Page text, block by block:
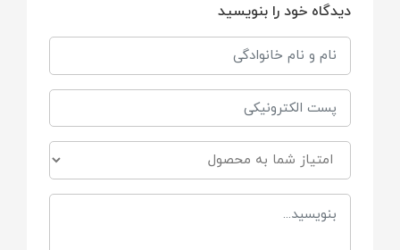
ایتالیا 🇮🇹
(تولید شده مطابق استانداردهای اروپایی
محصولات نوزاد)
🔹 گروه مصرف
نوزادان از بدو تولد تا افتادن کامل بند ناف
🔹 نوع محصول
دیدگاه خود را بنویسید